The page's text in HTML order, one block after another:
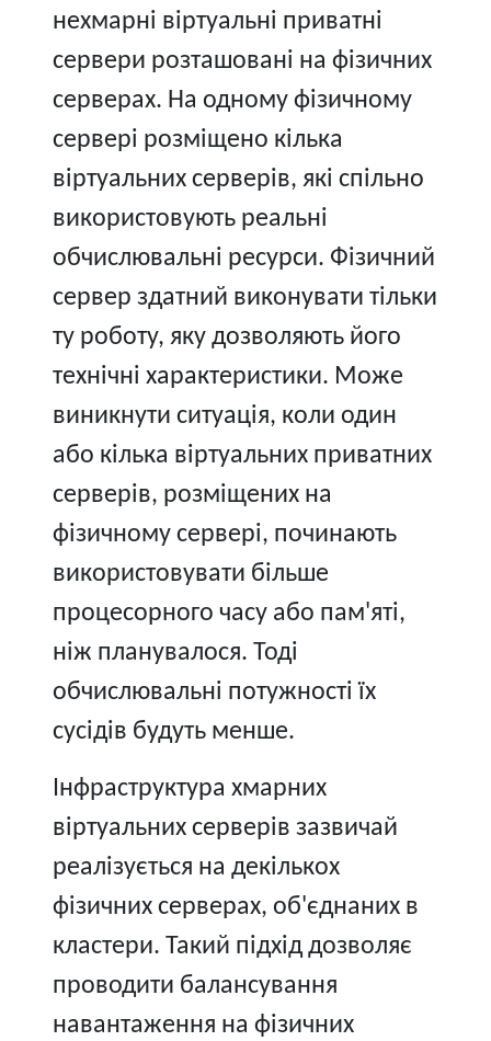
нехмарні віртуальні приватні
сервери розташовані на фізичних
серверах. На одному фізичному
сервері розміщено кілька
віртуальних серверів, які спільно
використовують реальні
обчислювальні ресурси. Фізичний
сервер здатний виконувати тільки
ту роботу, яку дозволяють його
технічні характеристики. Може
виникнути ситуація, коли один
або кілька віртуальних приватних
серверів, розміщених на
фізичному сервері, починають
використовувати більше
процесорного часу або пам'яті,
ніж планувалося. Тоді
обчислювальні потужності їх
сусідів будуть менше.
Інфраструктура хмарних
віртуальних серверів зазвичай
реалізується на декількох
фізичних серверах, об'єднаних в
кластери. Такий підхід дозволяє
проводити балансування
навантаження на фізичних